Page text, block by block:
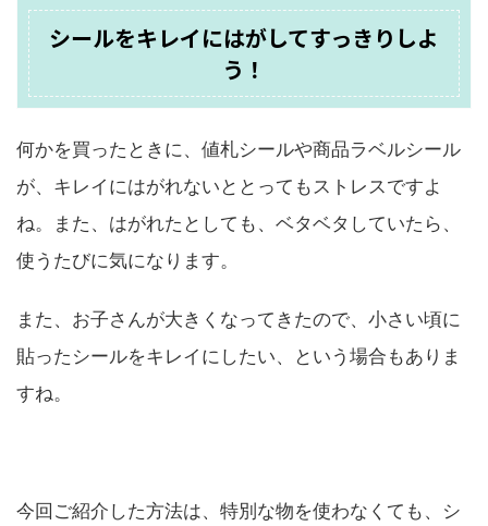
シールをキレイにはがしてすっきりしよ
う！
何かを買ったときに、値札シールや商品ラベルシール
が、キレイにはがれないととってもストレスですよ
ね。また、はがれたとしても、ベタベタしていたら、
使うたびに気になります。
また、お子さんが大きくなってきたので、小さい頃に
貼ったシールをキレイにしたい、という場合もありま
すね。
今回ご紹介した方法は、特別な物を使わなくても、シ